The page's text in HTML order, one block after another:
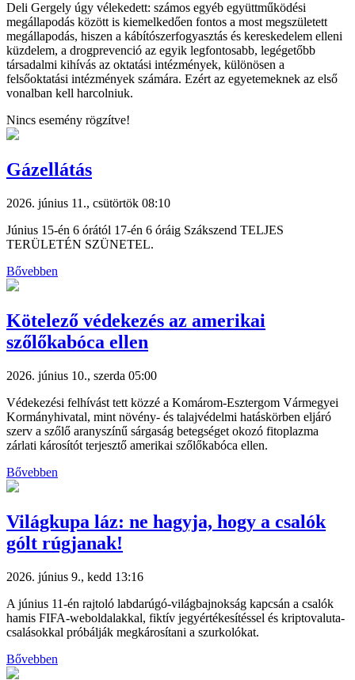
Deli Gergely úgy vélekedett: számos egyéb együttműködési
megállapodás között is kiemelkedően fontos a most megszületett
megállapodás, hiszen a kábítószerfogyasztás és kereskedelem elleni
küzdelem, a drogprevenció az egyik legfontosabb, legégetőbb
társadalmi kihívás az oktatási intézmények, különösen a
felsőoktatási intézmények számára. Ezért az egyetemeknek az első
vonalban kell harcolniuk.
Nincs esemény rögzítve!
Gázellátás
2026. június 11., csütörtök 08:10
Június 15-én 6 órától 17-én 6 óráig Szákszend TELJES
TERÜLETÉN SZÜNETEL.
Bővebben
Kötelező védekezés az amerikai
szőlőkabóca ellen
2026. június 10., szerda 05:00
Védekezési felhívást tett közzé a Komárom-Esztergom Vármegyei
Kormányhivatal, mint növény- és talajvédelmi hatáskörben eljáró
szerv a szőlő aranyszínű sárgaság betegséget okozó fitoplazma
zárlati károsítót terjesztő amerikai szőlőkabóca ellen.
Bővebben
Világkupa láz: ne hagyja, hogy a csalók
gólt rúgjanak!
2026. június 9., kedd 13:16
A június 11-én rajtoló labdarúgó-világbajnokság kapcsán a csalók
hamis FIFA-weboldalakkal, fiktív jegyértékesítéssel és kriptovaluta-
csalásokkal próbálják megkárosítani a szurkolókat.
Bővebben